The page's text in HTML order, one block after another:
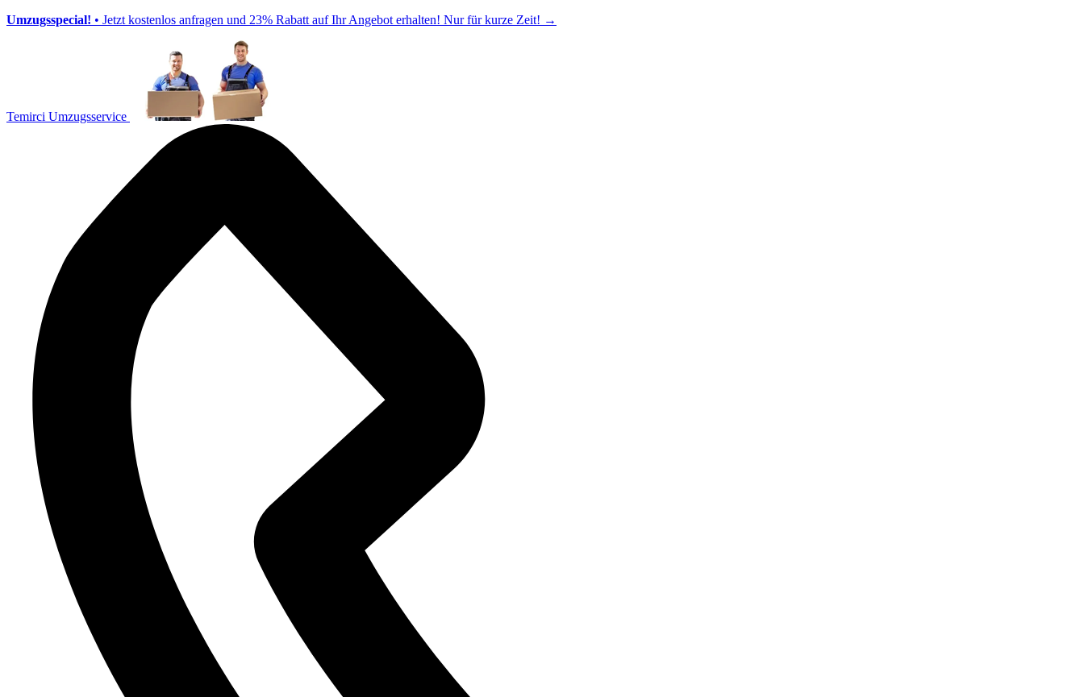
Umzugsspecial! • Jetzt kostenlos anfragen und 23% Rabatt auf Ihr Angebot erhalten! Nur für kurze Zeit! →
Temirci Umzugsservice